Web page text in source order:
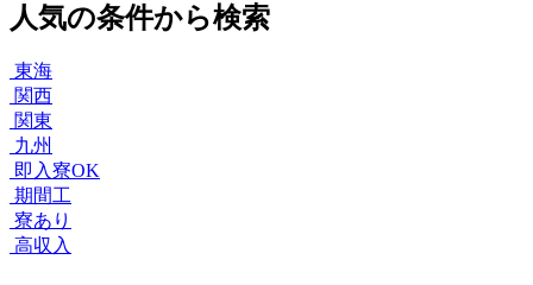
人気の条件から検索
東海
関西
関東
九州
即入寮OK
期間工
寮あり
高収入